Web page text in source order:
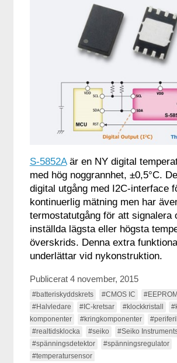
S-5852Aär en NY digital
med hög noggrannhet, ±0,5°C.
digital utgång med I2C-interface
kontinuerlig mätning men har
termostatutgång för att signalera
inställda lägsta eller högsta
överskrids. Denna extra
underlättar vid nykonstruktion.
Publicerat 4 november, 2015
#batteriskyddskrets #CMOS IC #EEPROM
#Halvledare
#IC-kretsar #klockkristall
komponenter
#kringkomponenter
#realtidsklocka
#seiko
#Seiko
#spänningsdetektor
#spänningsregulator
#temperatursensor